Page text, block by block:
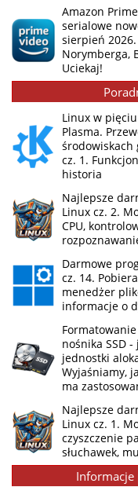
Amazon
serialowe
sierpień
Norymberga,
Uciekaj!
Linux w
Plasma.
środowiskach
cz. 1.
historia
Najlepsze
Linux cz. 2.
CPU,
Darmowe
cz. 14.
menedżer
informacje o
nośnika SSD
jednostki
Wyjaśniamy,
ma
Najlepsze
Linux cz. 1.
czyszczenie
słuchawek,
Informacje